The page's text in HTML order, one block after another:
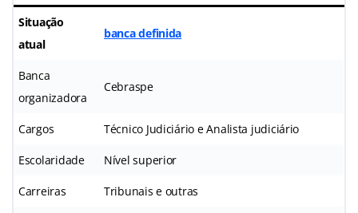
Situação
atual
banca definida
Banca
organizadora
Cebraspe
Cargos Técnico Judiciário e Analista judiciário
Escolaridade Nível superior
Carreiras Tribunais e outras